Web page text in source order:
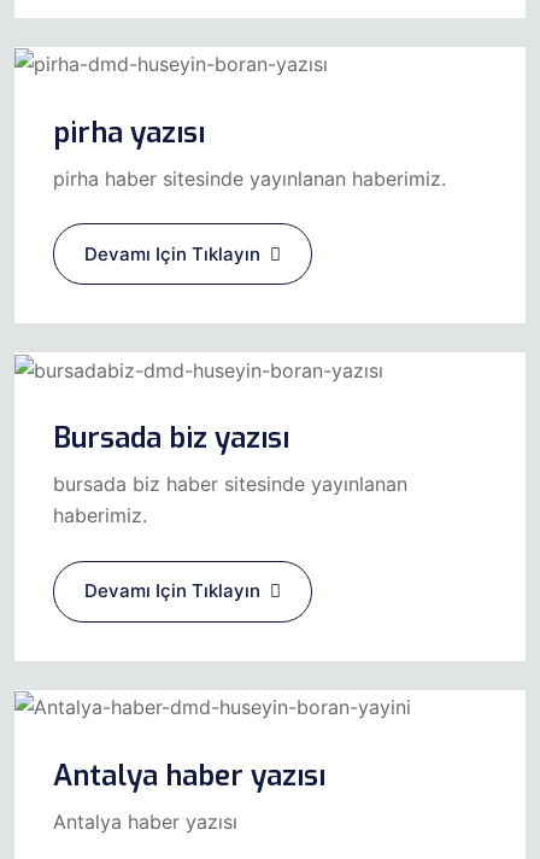
pirha yazısı
pirha haber sitesinde yayınlanan haberimiz.
Devamı Için Tıklayın
Bursada biz yazısı
bursada biz haber sitesinde yayınlanan
haberimiz.
Devamı Için Tıklayın
Antalya haber yazısı
Antalya haber yazısı